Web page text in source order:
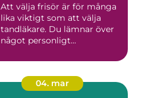
Att välja frisör är för många
lika viktigt som att välja
tandläkare. Du lämnar över
något personligt...
04. mar